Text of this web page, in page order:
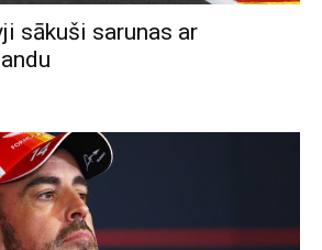
sākuši sarunas ar